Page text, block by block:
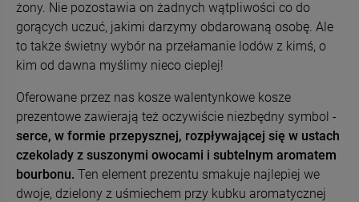
żony. Nie pozostawia on żadnych wątpliwości co do
gorących uczuć, jakimi darzymy obdarowaną osobę. Ale
to także świetny wybór na przełamanie lodów z kimś, o
kim od dawna myślimy nieco cieplej!
Oferowane przez nas kosze walentynkowe kosze
prezentowe zawierają też oczywiście niezbędny symbol -
serce, w formie przepysznej, rozpływającej się w ustach
czekolady z suszonymi owocami i subtelnym aromatem
bourbonu. Ten element prezentu smakuje najlepiej we
dwoje, dzielony z uśmiechem przy kubku aromatycznej